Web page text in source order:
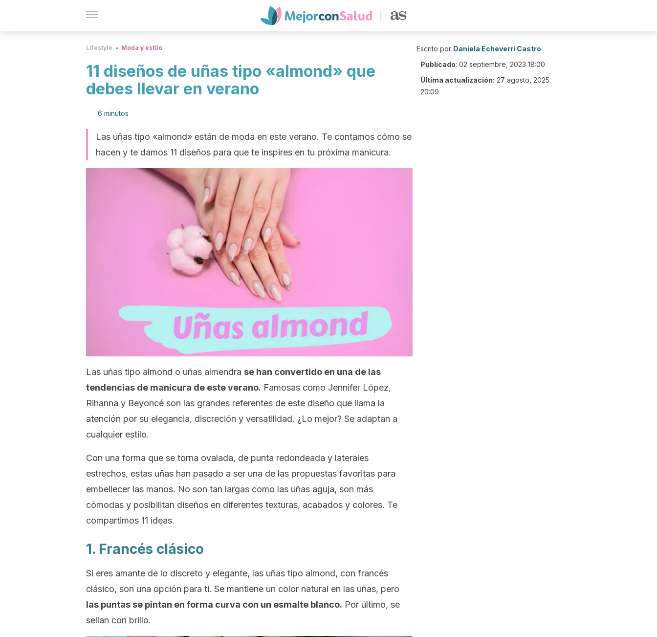
Lifestyle Moda y estilo
11 diseños de uñas tipo «almond» que
debes llevar en verano
6 minutos
Las uñas tipo «almond» están de moda en este verano. Te contamos cómo se
hacen y te damos 11 diseños para que te inspires en tu próxima manicura.
Las uñas tipo almond o uñas almendra se han convertido en una de las
tendencias de manicura de este verano. Famosas como Jennifer López,
Rihanna y Beyoncé son las grandes referentes de este diseño que llama la
atención por su elegancia, discreción y versatilidad. ¿Lo mejor? Se adaptan a
cualquier estilo.
Con una forma que se torna ovalada, de punta redondeada y laterales
estrechos, estas uñas han pasado a ser una de las propuestas favoritas para
embellecer las manos. No son tan largas como las uñas aguja, son más
cómodas y posibilitan diseños en diferentes texturas, acabados y colores. Te
compartimos 11 ideas.
1. Francés clásico
Si eres amante de lo discreto y elegante, las uñas tipo almond, con francés
clásico, son una opción para ti. Se mantiene un color natural en las uñas, pero
las puntas se pintan en forma curva con un esmalte blanco. Por último, se
sellan con brillo.
Escrito por Daniela Echeverri Castro
Publicado: 02 septiembre, 2023 18:00
Última actualización: 27 agosto, 2025
20:09